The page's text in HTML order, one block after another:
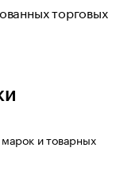
торговых
и товарных